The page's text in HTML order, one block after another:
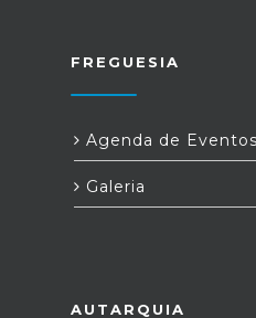
FREGUESIA
Agenda de Eventos
Galeria
AUTARQUIA